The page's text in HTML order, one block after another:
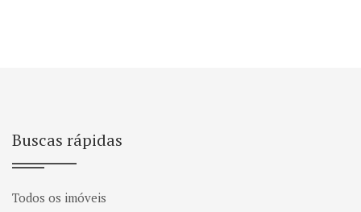
Buscas rápidas
Todos os imóveis